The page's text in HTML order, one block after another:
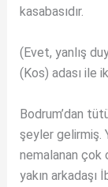
kasabasıdır.
(Evet, yanlış
(Kos) adası ile
Bodrum’dan
şeyler gelirmiş.
nemalanan çok
yakın arkadaşı